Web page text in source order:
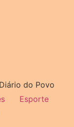
do Povo
Esporte